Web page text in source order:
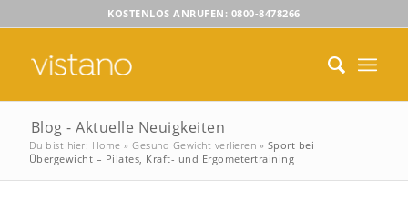
KOSTENLOS ANRUFEN: 0800-8478266
Blog - Aktuelle Neuigkeiten
Du bist hier: Home »Gesund Gewicht verlieren » Sport bei
Übergewicht – Pilates, Kraft- und Ergometertraining